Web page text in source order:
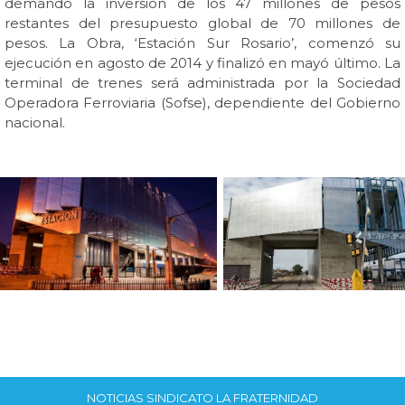
restantes del presupuesto global de 70 millones de
pesos. La Obra, ‘Estación Sur Rosario’, comenzó su
ejecución en agosto de 2014 y finalizó en mayó último. La
terminal de trenes será administrada por la Sociedad
Operadora Ferroviaria (Sofse), dependiente del Gobierno
nacional.
NOTICIAS SINDICATO LA FRATERNIDAD